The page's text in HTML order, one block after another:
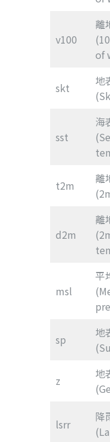
v100
離
of
skt
地
sst
海
t2m
離
d2m
離
msl
平
sp
地
z
地
lsrr
降